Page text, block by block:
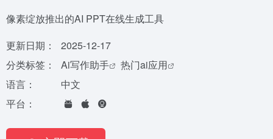
像素绽放推出的AI PPT在线生成工具
更新日期：
2025-12-17
分类标签：
Ai写作助手
热门ai应用
语言：
中文
平台：